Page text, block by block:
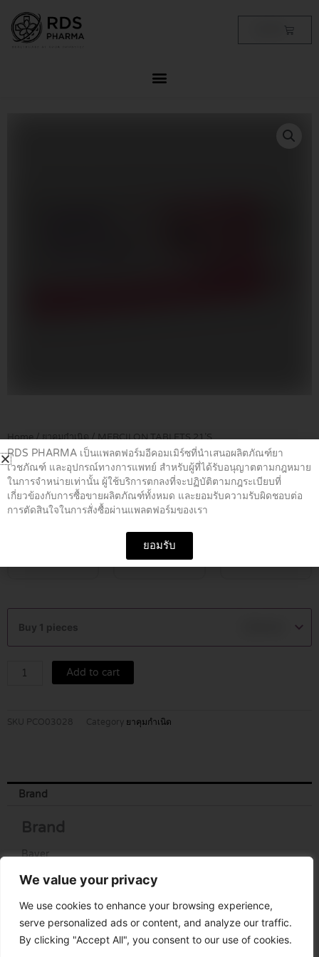
We value your privacy
We use cookies to enhance your browsing experience,
serve personalized ads or content, and analyze our traffic.
By clicking "Accept All", you consent to our use of cookies.
content
Cart
Home/ยาคุมกำเนิด/ MERCILON TABLETS 21’S
MERCILON TABLETS 21’S
โหล
Buy 1 pieces
21'S
quantity
Add to cart
SKU PCO03028 Category ยาคุมกำเนิด
Brand
Brand
Bayer
RDS PHARMA เป็นแพลตฟอร์มอีคอมเมิร์ซที่นำเสนอผลิตภัณฑ์ยา
เวชภัณฑ์ และอุปกรณ์ทางการแพทย์ สำหรับผู้ที่ได้รับอนุญาตตามกฎหมาย
ในการจำหน่ายเท่านั้น ผู้ใช้บริการตกลงที่จะปฏิบัติตามกฎระเบียบที่
เกี่ยวข้องกับการซื้อขายผลิตภัณฑ์ทั้งหมด และยอมรับความรับผิดชอบต่อ
การตัดสินใจในการสั่งซื้อผ่านแพลตฟอร์มของเรา
ยอมรับ